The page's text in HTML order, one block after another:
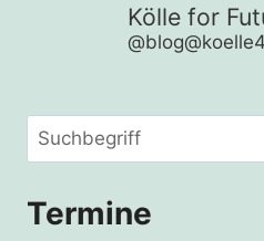
Kölle for
Suchen
Termine